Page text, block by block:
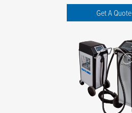
Get A Quote